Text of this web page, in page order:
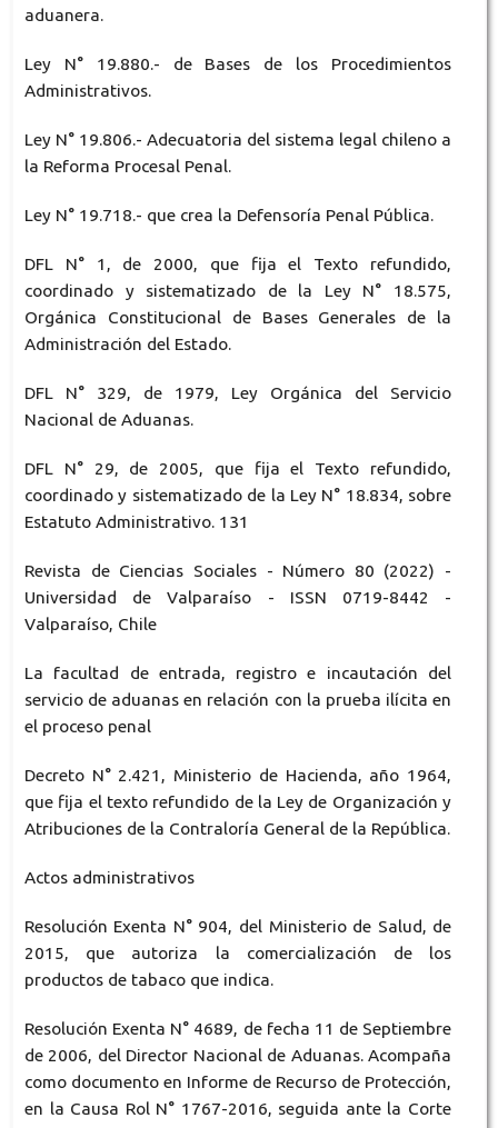
aduanera.
Ley N° 19.880.- de Bases de los Procedimientos
Administrativos.
Ley N° 19.806.- Adecuatoria del sistema legal chileno a
la Reforma Procesal Penal.
Ley N° 19.718.- que crea la Defensoría Penal Pública.
DFL N° 1, de 2000, que fija el Texto refundido,
coordinado y sistematizado de la Ley N° 18.575,
Orgánica Constitucional de Bases Generales de la
Administración del Estado.
DFL N° 329, de 1979, Ley Orgánica del Servicio
Nacional de Aduanas.
DFL N° 29, de 2005, que fija el Texto refundido,
coordinado y sistematizado de la Ley N° 18.834, sobre
Estatuto Administrativo. 131
Revista de Ciencias Sociales - Número 80 (2022) -
Universidad de Valparaíso - ISSN 0719-8442 -
Valparaíso, Chile
La facultad de entrada, registro e incautación del
servicio de aduanas en relación con la prueba ilícita en
el proceso penal
Decreto N° 2.421, Ministerio de Hacienda, año 1964,
que fija el texto refundido de la Ley de Organización y
Atribuciones de la Contraloría General de la República.
Actos administrativos
Resolución Exenta N° 904, del Ministerio de Salud, de
2015, que autoriza la comercialización de los
productos de tabaco que indica.
Resolución Exenta N° 4689, de fecha 11 de Septiembre
de 2006, del Director Nacional de Aduanas. Acompaña
como documento en Informe de Recurso de Protección,
en la Causa Rol N° 1767-2016, seguida ante la Corte